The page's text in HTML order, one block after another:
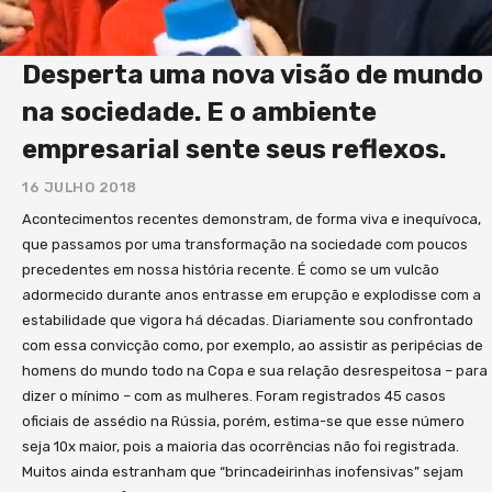
acesso a todo universo de conhecimento do
“Gestão do Amanhã”. Se desejar levar esse
conhecimento a seus colaboradores, clientes ou
parceiros, desenvolvemos uma série de benefícios
acima de 50 livros pode ter direito a Mentorias,
Palestras e Workshops com os autores. Se tiver
interesse, basta me enviar uma mensagem e lhe
encaminho essa proposta. Ficarei imensamente feliz
em receber seu feedback sobre nossas
provocações. Boa leitura!!
Desperta uma nova visão de mundo
na sociedade. E o ambiente
empresarial sente seus reflexos.
16 JULHO 2018
Acontecimentos recentes demonstram, de forma viva e inequívoca,
que passamos por uma transformação na sociedade com poucos
precedentes em nossa história recente. É como se um vulcão
adormecido durante anos entrasse em erupção e explodisse com a
estabilidade que vigora há décadas. Diariamente sou confrontado
com essa convicção como, por exemplo, ao assistir as peripécias de
homens do mundo todo na Copa e sua relação desrespeitosa – para
dizer o mínimo – com as mulheres. Foram registrados 45 casos
oficiais de assédio na Rússia, porém, estima-se que esse número
seja 10x maior, pois a maioria das ocorrências não foi registrada.
Muitos ainda estranham que “brincadeirinhas inofensivas” sejam